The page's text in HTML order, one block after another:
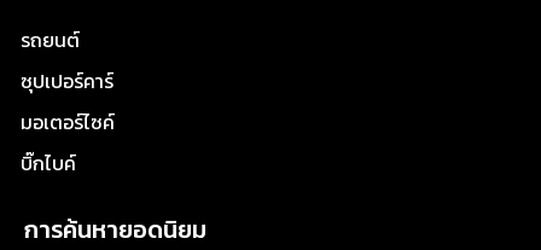
รถยนต์
ซุปเปอร์คาร์
มอเตอร์ไซค์
บิ๊กไบค์
การค้นหายอดนิยม